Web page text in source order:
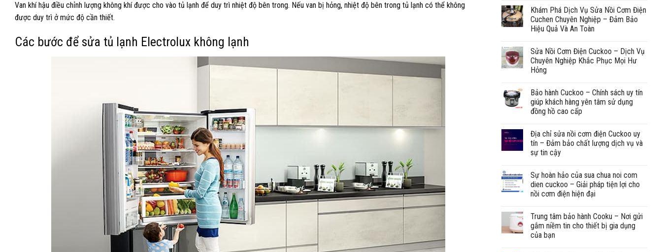
Van khí hậu điều chỉnh lượng không khí được cho vào tủ lạnh để duy trì nhiệt độ bên trong. Nếu van bị hỏng, nhiệt độ bên trong tủ lạnh có thể không
được duy trì ở mức độ cần thiết.
Các bước để sửa tủ lạnh Electrolux không lạnh
Khám Phá Dịch Vụ Sửa Nồi Cơm Điện
Cuchen Chuyên Nghiệp – Đảm Bảo
Hiệu Quả Và An Toàn
Sửa Nồi Cơm Điện Cuckoo – Dịch Vụ
Chuyên Nghiệp Khắc Phục Mọi Hư
Hỏng
Bảo hành Cuckoo – Chính sách uy tín
giúp khách hàng yên tâm sử dụng
đồng hồ cao cấp
Địa chỉ sửa nồi cơm điện Cuckoo uy
tín – Đảm bảo chất lượng dịch vụ và
sự tin cậy
Sự hoàn hảo của sua chua noi com
dien cuckoo – Giải pháp tiện lợi cho
nồi cơm điện hiện đại
Trung tâm bảo hành Cooku – Nơi gửi
gắm niềm tin cho thiết bị gia dụng
của bạn